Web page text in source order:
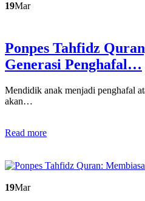
19Mar
Ponpes Tahfidz
Generasi Penghafal…
Mendidik anak menjadi penghafal
akan…
Read more
19Mar